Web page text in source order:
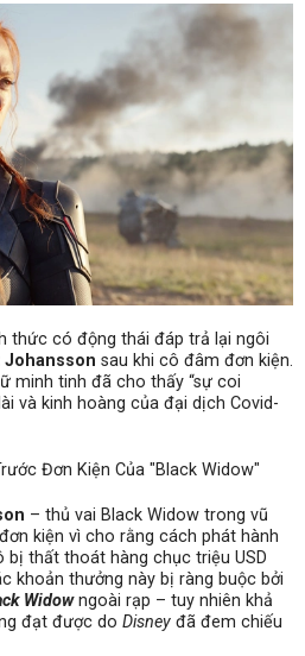
thức có động thái đáp trả lại ngôi
sau khi cô đâm đơn kiện.
minh tinh đã cho thấy “sự coi
và kinh hoàng của đại dịch Covid-
– thủ vai Black Widow trong vũ
kiện vì cho rằng cách phát hành
bị thất thoát hàng chục triệu USD
khoản thưởng này bị ràng buộc bởi
Widowngoài rạp – tuy nhiên khả
đạt được do Disney đã đem chiếu